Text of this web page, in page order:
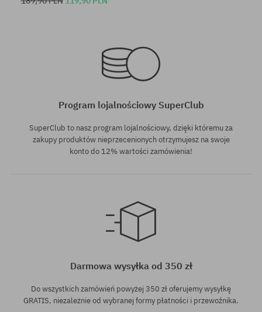
Program lojalnościowy SuperClub
SuperClub to nasz program lojalnościowy, dzięki któremu za
zakupy produktów nieprzecenionych otrzymujesz na swoje
konto do 12% wartości zamówienia!
Darmowa wysyłka od 350 zł
Do wszystkich zamówień powyżej 350 zł oferujemy wysyłkę
GRATIS, niezależnie od wybranej formy płatności i przewoźnika.